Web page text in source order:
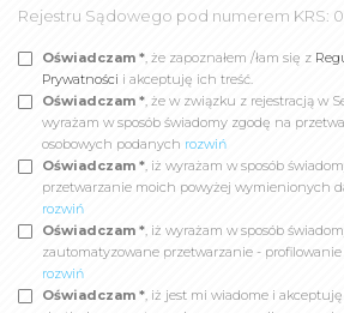
Rejestru Sądowego pod numerem KRS:
Oświadczam *, że zapoznałem /łam się z
Prywatności i akceptuję ich treść.
Oświadczam *, że w związku z rejestracją w
wyrażam w sposób świadomy zgodę na
osobowych podanych rozwiń
Oświadczam *, iż wyrażam w sposób
przetwarzanie moich powyżej wymienionych
rozwiń
Oświadczam *, iż wyrażam w sposób
zautomatyzowane przetwarzanie -
rozwiń
Oświadczam *, iż jest mi wiadome i